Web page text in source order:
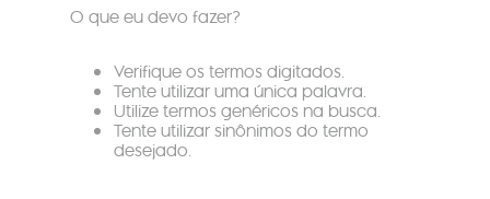
O que eu devo fazer?
Verifique os termos digitados.
Tente utilizar uma única palavra.
Utilize termos genéricos na busca.
Tente utilizar sinônimos do termo
desejado.